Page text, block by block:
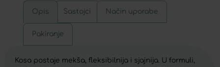
Opis Sastojci Način uporabe
Pakiranje
Kosa postaje mekša, fleksibilnija i sjajnija. U formuli,